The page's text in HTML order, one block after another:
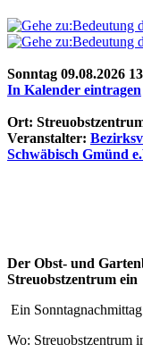
Sonntag 09.08.2026
In Kalender eintragen
Ort:
Veranstalter:
Schwäbisch Gmünd
Der Obst- und
Streuobstzentrum ein
Ein
Wo: Streuobstzentrum